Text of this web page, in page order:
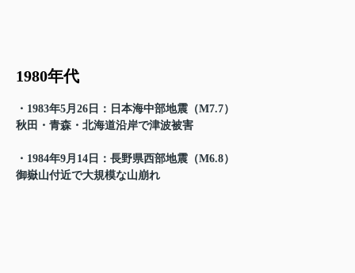
1980年代
・1983年5月26日：日本海中部地震（M7.7）
秋田・青森・北海道沿岸で津波被害
・1984年9月14日：長野県西部地震（M6.8）
御嶽山付近で大規模な山崩れ